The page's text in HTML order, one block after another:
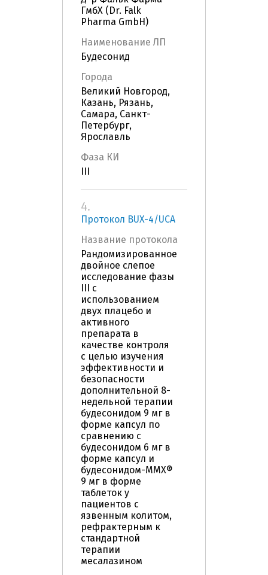
ГмбХ (Dr. Falk
Pharma GmbH)
Наименование ЛП
Будесонид
Города
Великий Новгород,
Казань, Рязань,
Самара, Санкт-
Петербург,
Ярославль
Фаза КИ
4.
Протокол BUX-4/UCA
Название протокола
Рандомизированное
двойное слепое
исследование фазы
III с
использованием
двух плацебо и
активного
препарата в
качестве контроля
с целью изучения
эффективности и
безопасности
дополнительной 8-
недельной терапии
будесонидом 9 мг в
форме капсул по
сравнению с
будесонидом 6 мг в
форме капсул и
будесонидом-MMX®
9 мг в форме
таблеток у
пациентов с
язвенным колитом,
рефрактерным к
стандартной
терапии
месалазином